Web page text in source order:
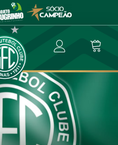
a assembleia
Sócios aptos a assembleia